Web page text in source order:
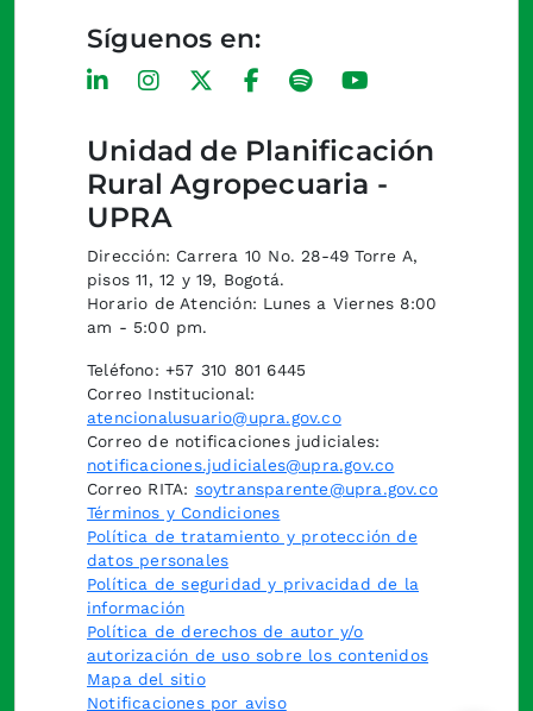
Unidad de Planificación
Rural Agropecuaria -
UPRA
Dirección: Carrera 10 No. 28-49 Torre A,
pisos 11, 12 y 19, Bogotá.
Horario de Atención: Lunes a Viernes 8:00
am - 5:00 pm.
Teléfono: +57 310 801 6445
Correo Institucional:
atencionalusuario@upra.gov.co
Correo de notificaciones judiciales:
notificaciones.judiciales@upra.gov.co
Correo RITA: soytransparente@upra.gov.co
Términos y Condiciones
Política de tratamiento y protección de
datos personales
Política de seguridad y privacidad de la
información
Política de derechos de autor y/o
autorización de uso sobre los contenidos
Mapa del sitio
Notificaciones por aviso
Síguenos en: